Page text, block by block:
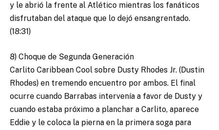
y le abrió la frente al Atlético mientras los fanáticos
disfrutaban del ataque que lo dejó ensangrentado.
(18:31)
8) Choque de Segunda Generación
Carlito Caribbean Cool sobre Dusty Rhodes Jr. (Dustin
Rhodes) en tremendo encuentro por ambos. El final
ocurre cuando Barrabas intervenía a favor de Dusty y
cuando estaba próximo a planchar a Carlito, aparece
Eddie y le coloca la pierna en la primera soga para